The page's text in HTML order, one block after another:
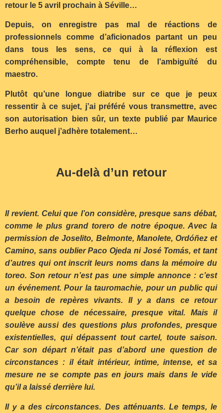
retour le 5 avril prochain à Séville…
Depuis, on enregistre pas mal de réactions de
professionnels comme d’aficionados partant un peu
dans tous les sens, ce qui à la réflexion est
compréhensible, compte tenu de l’ambiguïté du
maestro.
Plutôt qu’une longue diatribe sur ce que je peux
ressentir à ce sujet, j’ai préféré vous transmettre, avec
son autorisation bien sûr, un texte publié par Maurice
Berho auquel j’adhère totalement…
Au-delà d’un retour
Il revient. Celui que l’on considère, presque sans débat,
comme le plus grand torero de notre époque. Avec la
permission de Joselito, Belmonte, Manolete, Ordóñez et
Camino, sans oublier Paco Ojeda ni José Tomás, et tant
d’autres qui ont inscrit leurs noms dans la mémoire du
toreo. Son retour n’est pas une simple annonce : c’est
un événement. Pour la tauromachie, pour un public qui
a besoin de repères vivants. Il y a dans ce retour
quelque chose de nécessaire, presque vital. Mais il
soulève aussi des questions plus profondes, presque
existentielles, qui dépassent tout cartel, toute saison.
Car son départ n’était pas d’abord une question de
circonstances : il était intérieur, intime, intense, et sa
mesure ne se compte pas en jours mais dans le vide
qu’il a laissé derrière lui.
Il y a des circonstances. Des atténuants. Le temps, le